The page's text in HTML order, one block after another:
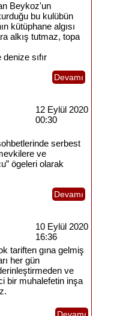
Beykoz'un
bu kulübün
kütüphane algısı
alkış tutmaz, topa
sıfır
Devamı
12 Eylül 2020
00:30
serbest
ve
ögeleri olarak
Devamı
10 Eylül 2020
16:36
tariften gına gelmiş
her gün
ve
bir muhalefetin inşa